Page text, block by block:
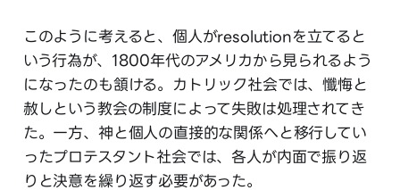
このように考えると、個人がresolutionを立てると
いう行為が、1800年代のアメリカから見られるよう
になったのも頷ける。カトリック社会では、懺悔と
赦しという教会の制度によって失敗は処理されてき
た。一方、神と個人の直接的な関係へと移行してい
ったプロテスタント社会では、各人が内面で振り返
りと決意を繰り返す必要があった。